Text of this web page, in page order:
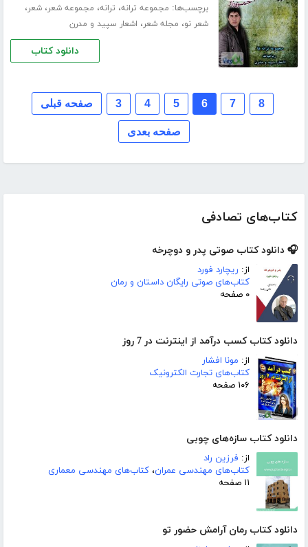
کتاب‌های تصادفی
🎧 دانلود کتاب صوتی پدر و دوچرخه
از: ریچارد فورد
کتاب‌های صوتی رایگان داستان و رمان
۰ صفحه
دانلود کتاب کسب درآمد از اینترنت در 7 روز
از: مونا افشار
کتاب‌های تجارت الکترونیک
۱۰۶ صفحه
دانلود کتاب سازه‌های چوبی
از: فرزین راد
کتاب‌های مهندسی عمران، کتاب‌های مهندسی معماری
۱۱ صفحه
دانلود کتاب رمان آرامش حضور تو
برچسب‌ها: مجموعه ترانه، ترانه، مجموعه شعر،شعر،
شعر نو، مجله شعر، اشعار سپید و مدرن
دانلود کتاب
صفحه قبلی 3 4 5 6 7 8
صفحه بعدی